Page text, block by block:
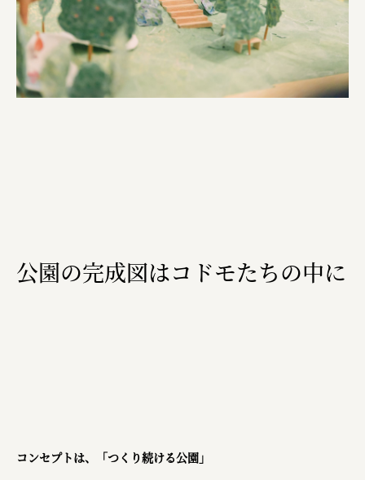
公園の完成図はコドモたちの中に
コンセプトは、「つくり続ける公園」